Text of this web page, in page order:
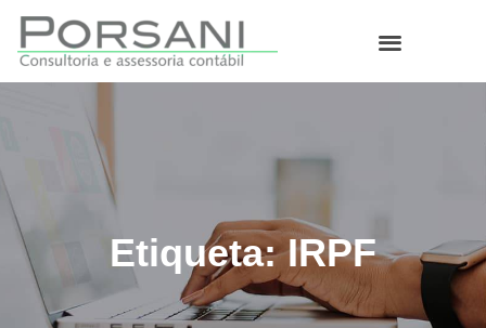
Etiqueta: IRPF